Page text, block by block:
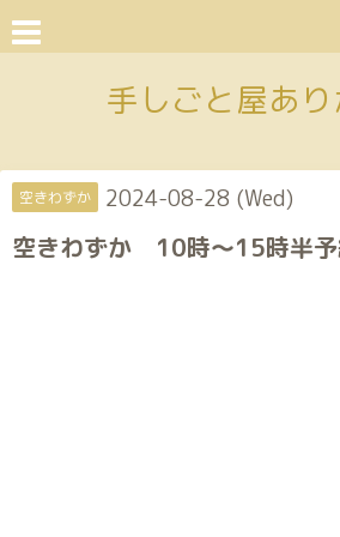
手しごと屋あ
空きわずか 2024-08-28 (Wed)
空きわずか 10時〜15時半予